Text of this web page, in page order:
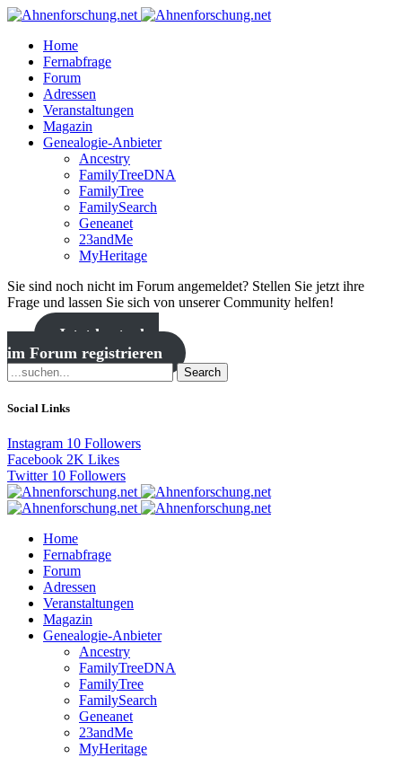
Home
Fernabfrage
Forum
Adressen
Veranstaltungen
Magazin
Genealogie-Anbieter
Ancestry
FamilyTreeDNA
FamilyTree
FamilySearch
Geneanet
23andMe
MyHeritage
Sie sind noch nicht im Forum angemeldet? Stellen Sie jetzt ihre
Frage und lassen Sie sich von unserer Community helfen!
Jetzt kostenlos
im Forum registrieren
Search
Social Links
Instagram 10 Followers
Facebook 2K Likes
Twitter 10 Followers
Home
Fernabfrage
Forum
Adressen
Veranstaltungen
Magazin
Genealogie-Anbieter
Ancestry
FamilyTreeDNA
FamilyTree
FamilySearch
Geneanet
23andMe
MyHeritage